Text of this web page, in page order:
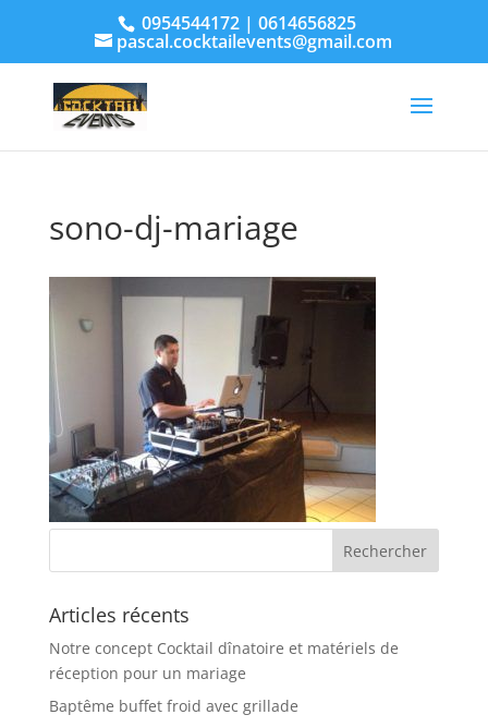
0954544172 | 0614656825
pascal.cocktailevents@gmail.com
sono-dj-mariage
Articles récents
Notre concept Cocktail dînatoire et matériels de
réception pour un mariage
Baptême buffet froid avec grillade